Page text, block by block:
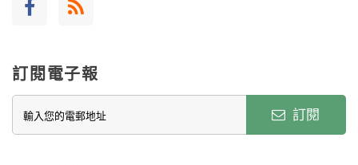
訂閱電子報
訂閱